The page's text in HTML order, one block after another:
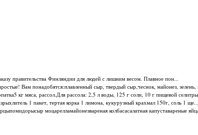
правительства Финляндии для людей с лишним весом. Плавное пон...
Вам понадобятся:плавленный сыр, твердый сыр,чеснок, майонез,
кг мяса, рассол.Для рассола: 2,5 л воды, 125 г соли, 10 г пищевой
1 пакет, тертая корка 1 лимона, кукурузный крахмал 150г, соль 1 ще...
моцарелламайонезвареная колбасасалатная капуставареные